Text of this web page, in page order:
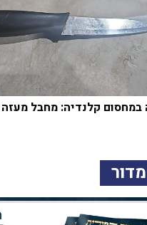
במחסום קלנדיה: מחבל